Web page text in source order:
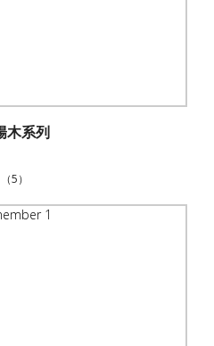
木系列
（5）